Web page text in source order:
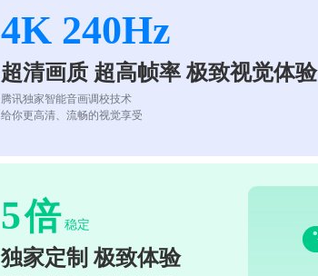
4K 240Hz
超清画质 超高帧率 极致视觉体验
腾讯独家智能音画调校技术
给你更高清、流畅的视觉享受
5倍 稳定
独家定制 极致体验